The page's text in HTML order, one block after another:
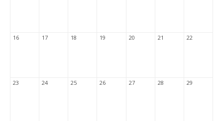
16 17 18 19 20 21 22
23 24 25 26 27 28 29